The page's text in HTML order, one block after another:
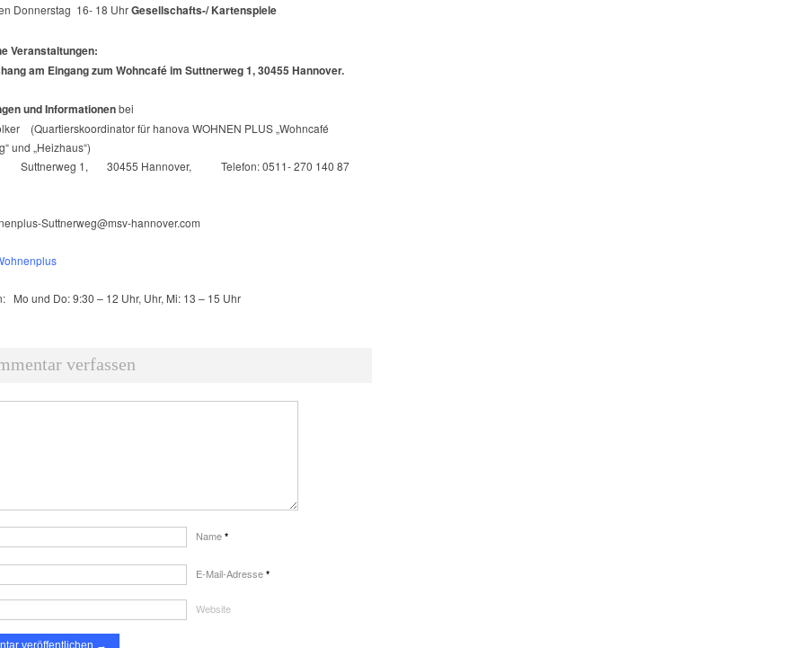
Donnerstag 16- 18 UhrGesellschafts-/ Kartenspiele
Veranstaltungen:
am Eingang zum Wohncafé im Suttnerweg 1, 30455 Hannover.
und Informationenbei
(Quartierskoordinator für hanova WOHNEN PLUS „Wohncafé
und „Heizhaus“)
Suttnerweg 1, 30455 Hannover, Telefon: 0511- 270 140 87
Suttnerweg@msv-hannover.com
Mo und Do: 9:30 – 12 Uhr, Uhr, Mi: 13 – 15 Uhr
verfassen
Name *
E-Mail-Adresse *
Website